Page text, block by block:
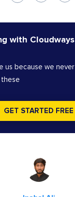
with Cloudways
us because we never
these
GET STARTED FREE